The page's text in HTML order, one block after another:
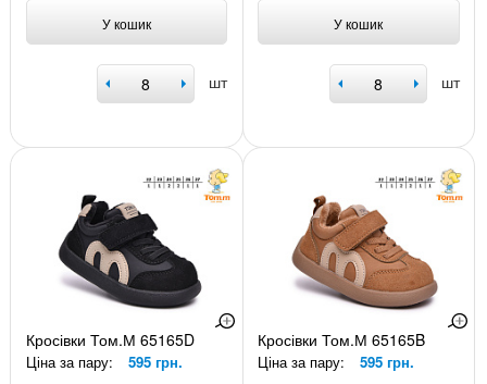
У кошик
шт
У кошик
шт
Кросівки Том.М 65165D
Ціна за пару: 595 грн.
Кросівки Том.М 65165B
Ціна за пару: 595 грн.